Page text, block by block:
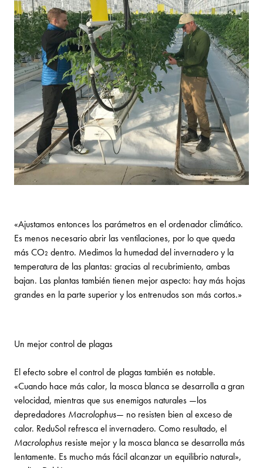
«Ajustamos entonces los parámetros en el ordenador climático.
Es menos necesario abrir las ventilaciones, por lo que queda
más CO₂ dentro. Medimos la humedad del invernadero y la
temperatura de las plantas: gracias al recubrimiento, ambas
bajan. Las plantas también tienen mejor aspecto: hay más hojas
grandes en la parte superior y los entrenudos son más cortos.»
Un mejor control de plagas
El efecto sobre el control de plagas también es notable.
«Cuando hace más calor, la mosca blanca se desarrolla a gran
velocidad, mientras que sus enemigos naturales —los
depredadores Macrolophus— no resisten bien al exceso de
calor. ReduSol refresca el invernadero. Como resultado, el
Macrolophus resiste mejor y la mosca blanca se desarrolla más
lentamente. Es mucho más fácil alcanzar un equilibrio natural»,